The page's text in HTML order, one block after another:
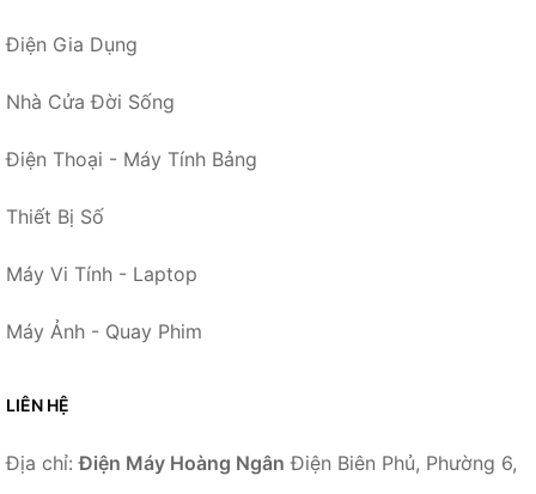
Điện Gia Dụng
Nhà Cửa Đời Sống
Điện Thoại - Máy Tính Bảng
Thiết Bị Số
Máy Vi Tính - Laptop
Máy Ảnh - Quay Phim
LIÊN HỆ
Địa chỉ:Điện Máy Hoàng Ngân Điện Biên Phủ, Phường 6,